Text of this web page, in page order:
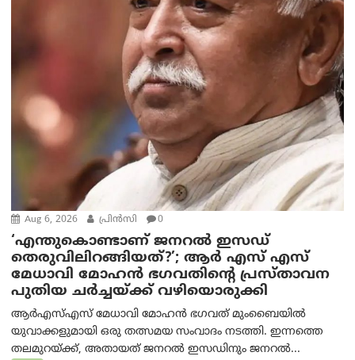
Aug 6, 2026 പ്രിന്‍സി 0
‘എന്തുകൊണ്ടാണ് ജനറൽ ഇസഡ്
തെരുവിലിറങ്ങിയത്?’; ആര്‍ എസ് എസ്
മേധാവി മോഹൻ ഭഗവതിന്റെ പ്രസ്താവന
പുതിയ ചര്‍ച്ചയ്ക്ക് വഴിയൊരുക്കി
ആർ‌എസ്‌എസ് മേധാവി മോഹൻ ഭഗവത് മുംബൈയിൽ
യുവാക്കളുമായി ഒരു തത്സമയ സംവാദം നടത്തി. ഇന്നത്തെ
തലമുറയ്ക്ക്, അതായത് ജനറൽ ഇസഡിനും ജനറൽ...